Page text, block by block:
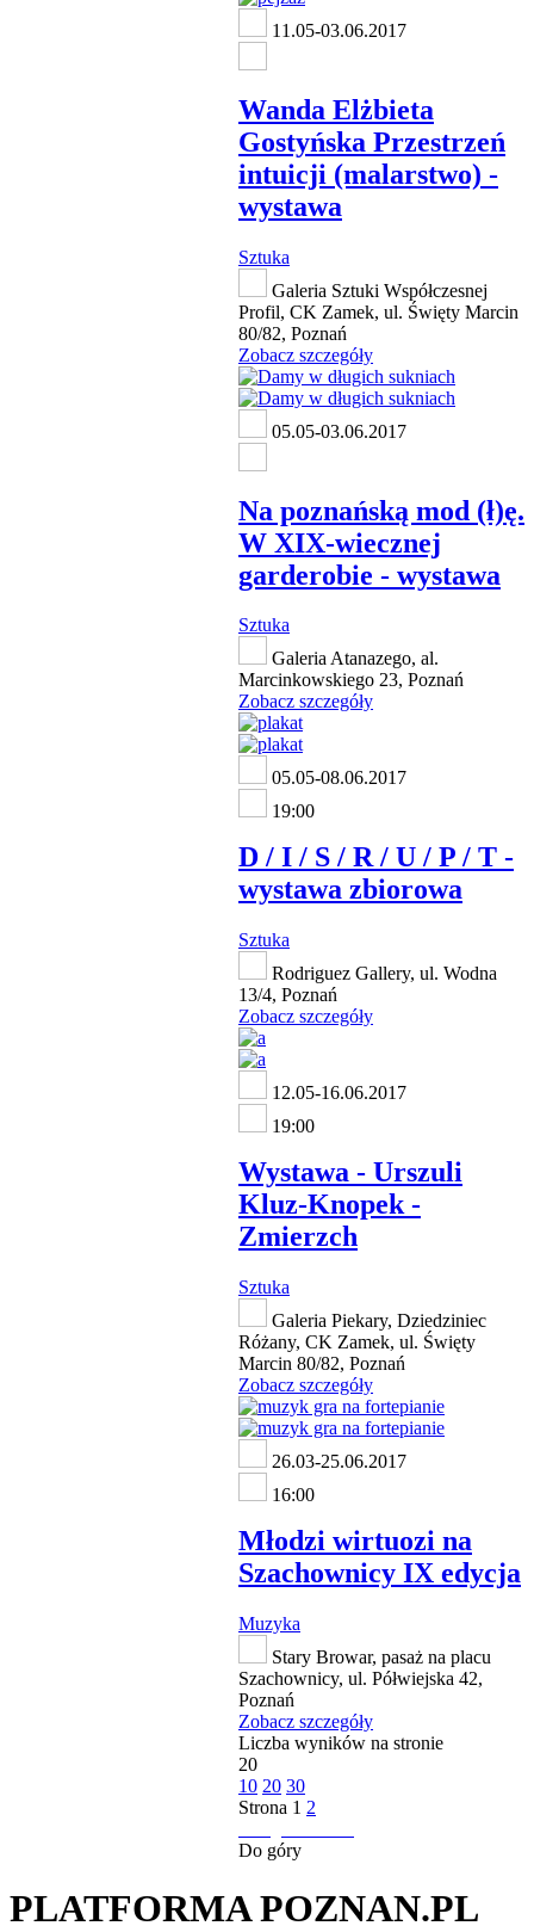
11.05-03.06.2017
Wanda Elżbieta
Gostyńska Przestrzeń
intuicji (malarstwo) -
wystawa
Sztuka
Galeria Sztuki Współczesnej
Profil, CK Zamek, ul. Święty Marcin
80/82, Poznań
Zobacz szczegóły
05.05-03.06.2017
Na poznańską mod (ł)ę.
W XIX-wiecznej
garderobie - wystawa
Sztuka
Galeria Atanazego, al.
Marcinkowskiego 23, Poznań
Zobacz szczegóły
05.05-08.06.2017
19:00
D / I / S / R / U / P / T -
wystawa zbiorowa
Sztuka
Rodriguez Gallery, ul. Wodna
13/4, Poznań
Zobacz szczegóły
12.05-16.06.2017
19:00
Wystawa - Urszuli
Kluz-Knopek -
Zmierzch
Sztuka
Galeria Piekary, Dziedziniec
Różany, CK Zamek, ul. Święty
Marcin 80/82, Poznań
Zobacz szczegóły
26.03-25.06.2017
16:00
Młodzi wirtuozi na
Szachownicy IX edycja
Muzyka
Stary Browar, pasaż na placu
Szachownicy, ul. Półwiejska 42,
Poznań
Zobacz szczegóły
Liczba wyników na stronie
20
10 20 30
Strona 1 2
Do góry
PLATFORMA POZNAN.PL